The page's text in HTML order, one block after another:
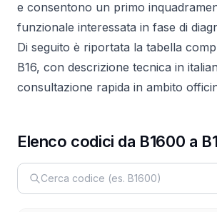
e consentono un primo
funzionale interessata in fase di
Di seguito è riportata la tabella
B16, con descrizione tecnica in
consultazione rapida in ambito
Elenco codici da B1600 a